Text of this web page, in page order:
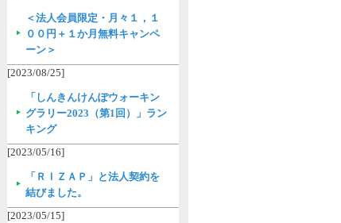
＜法人会員限定・月々１，１
００円＋１か月無料キャンペ
ーン＞
[2023/08/25]
「しんきんけんぽウォーキン
グラリー2023（第1回）」ラン
キング
[2023/05/16]
「ＲＩＺＡＰ」と法人契約を
結びました。
[2023/05/15]